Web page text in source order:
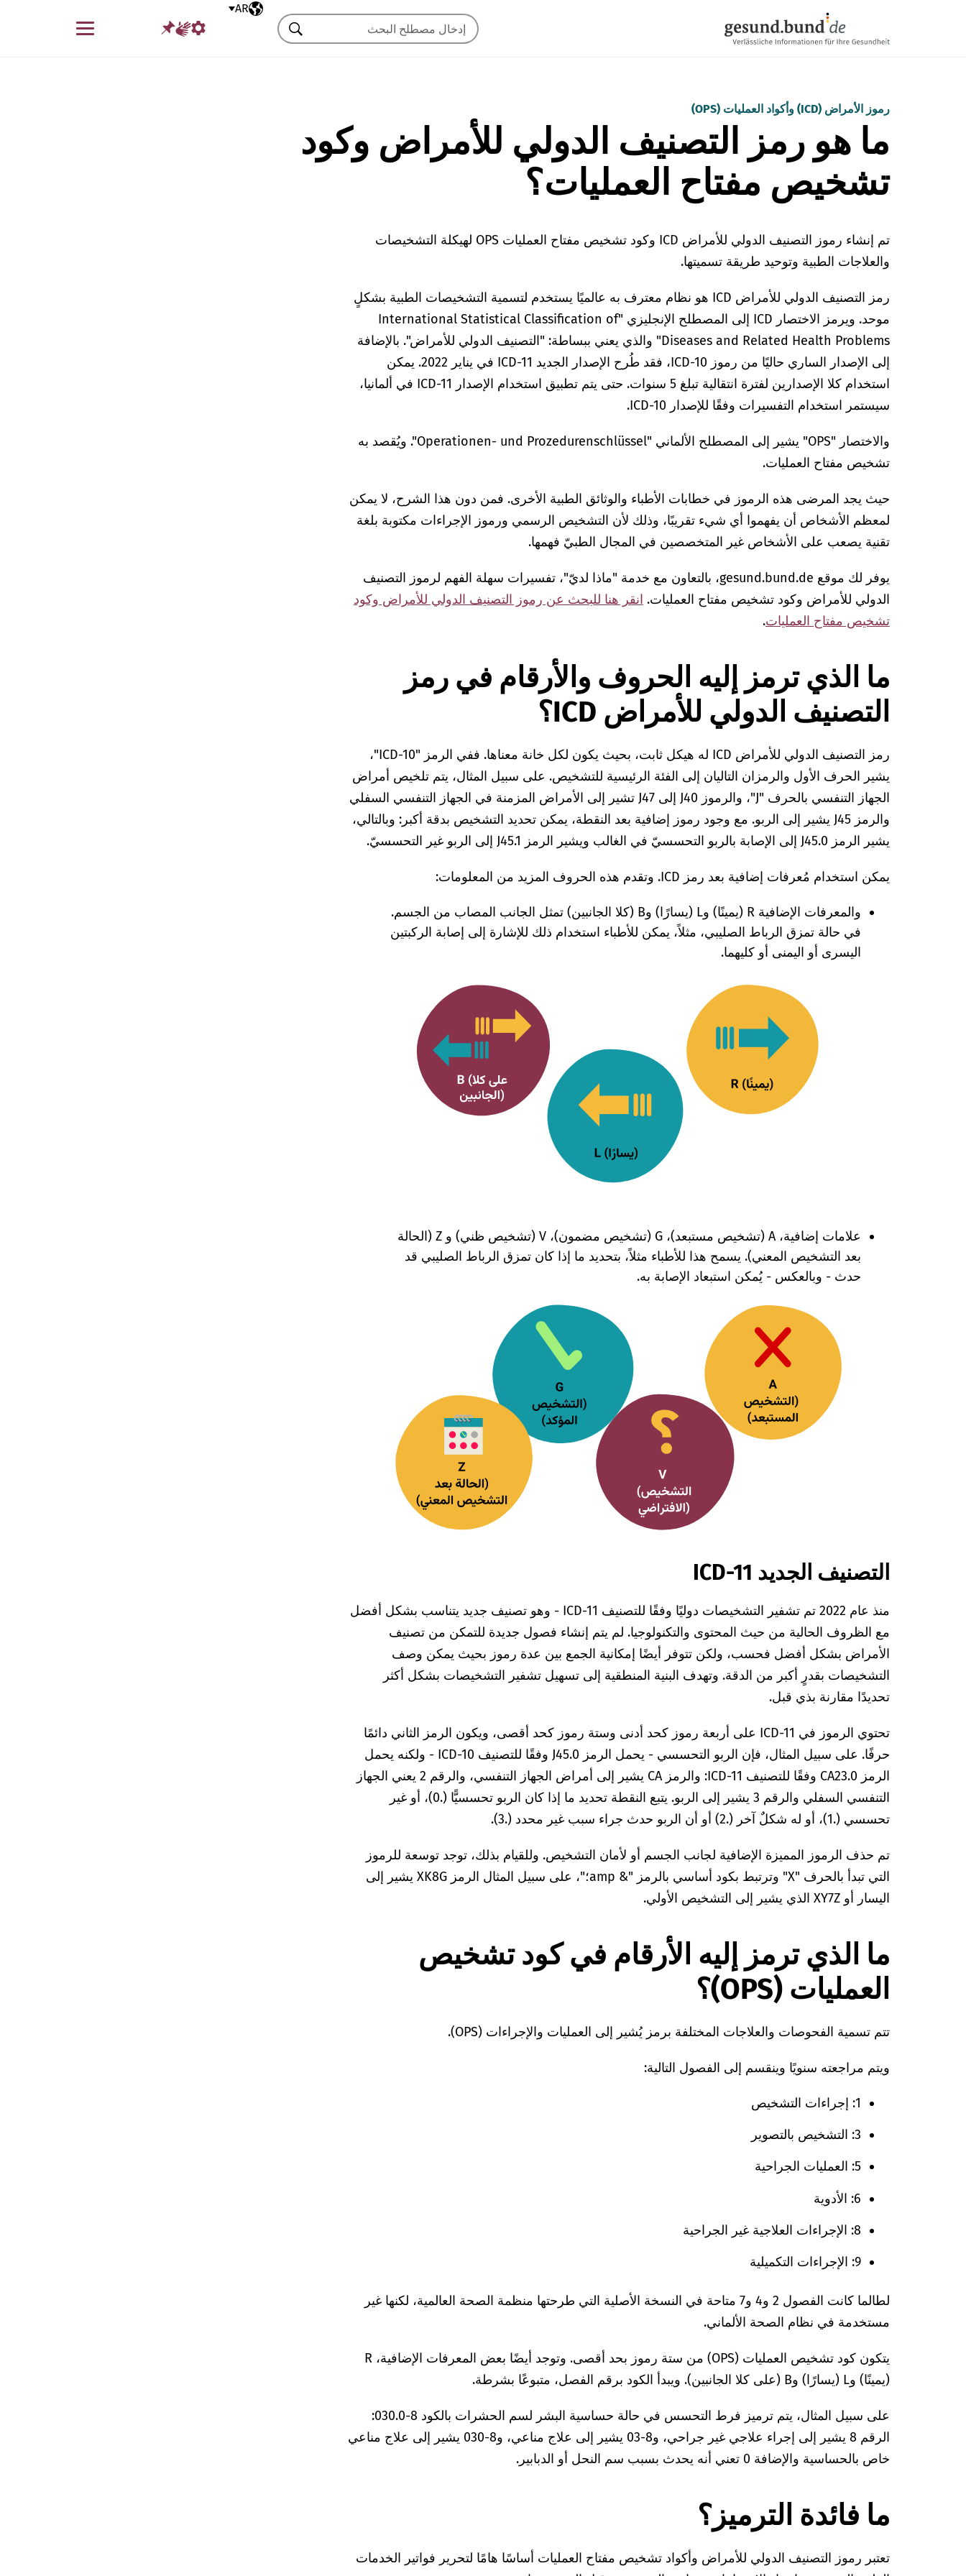
اللغة المختارةAR
قائمة
بحث
رموز الأمراض (ICD) وأكواد العمليات (OPS)
ما هو رمز التصنيف الدولي للأمراض وكود
تشخيص مفتاح العمليات؟
تم إنشاء رموز التصنيف الدولي للأمراض ICD وكود تشخيص مفتاح العمليات OPS لهيكلة التشخيصات
والعلاجات الطبية وتوحيد طريقة تسميتها.
رمز التصنيف الدولي للأمراض ICD هو نظام معترف به عالميًا يستخدم لتسمية التشخيصات الطبية بشكلٍ
موحد. ويرمز الاختصار ICD
إلى المصطلح الإنجليزي "International Statistical Classification of
Diseases and Related Health Problems"
والذي يعني ببساطة: "التصنيف الدولي للأمراض". بالإضافة
إلى الإصدار الساري حاليًا من رموز ICD-10، فقد طُرح الإصدار الجديد ICD-11 في يناير 2022. يمكن
استخدام كلا الإصدارين لفترة انتقالية تبلغ 5 سنوات. حتى يتم تطبيق استخدام الإصدار ICD-11 في ألمانيا،
سيستمر استخدام التفسيرات وفقًا للإصدار ICD-10.
والاختصار "OPS" يشير إلى المصطلح الألماني "Operationen- und Prozedurenschlüssel". ويُقصد به
تشخيص مفتاح العمليات.
حيث يجد المرضى هذه الرموز في خطابات الأطباء والوثائق الطبية الأخرى. فمن دون هذا الشرح، لا يمكن
لمعظم الأشخاص أن يفهموا أي شيء تقريبًا، وذلك لأن التشخيص الرسمي ورموز الإجراءات مكتوبة بلغة
تقنية يصعب على الأشخاص غير المتخصصين في المجال الطبيّ فهمها.
يوفر لك موقع gesund.bund.de، بالتعاون مع خدمة "ماذا لديّ"، تفسيرات سهلة الفهم لرموز التصنيف
الدولي للأمراض وكود تشخيص مفتاح العمليات. انقر هنا للبحث عن رموز التصنيف الدولي للأمراض وكود
تشخيص مفتاح العمليات.
ما الذي ترمز إليه الحروف والأرقام في رمز
التصنيف الدولي للأمراض ICD؟
رمز التصنيف الدولي للأمراض ICD له هيكل ثابت، بحيث يكون لكل خانة معناها. ففي الرمز "ICD-10"،
يشير الحرف الأول والرمزان التاليان إلى الفئة الرئيسية للتشخيص. على سبيل المثال، يتم تلخيص أمراض
الجهاز التنفسي بالحرف "J"، والرموز J40 إلى J47 تشير إلى الأمراض المزمنة في الجهاز التنفسي السفلي
والرمز J45 يشير إلى الربو. مع وجود رموز إضافية بعد النقطة، يمكن تحديد التشخيص بدقة أكبر: وبالتالي،
يشير الرمز J45.0 إلى الإصابة بالربو التحسسيّ في الغالب ويشير الرمز J45.1 إلى الربو غير التحسسيّ.
يمكن استخدام مُعرفات إضافية بعد رمز ICD. وتقدم هذه الحروف المزيد من المعلومات:
والمعرفات الإضافية R (يمينًا) وL (يسارًا) وB (كلا الجانبين) تمثل الجانب المصاب من الجسم.
في حالة تمزق الرباط الصليبي، مثلاً، يمكن للأطباء استخدام ذلك للإشارة إلى إصابة الركبتين
اليسرى أو اليمنى أو كليهما.
علامات إضافية، A (تشخيص مستبعد)، G (تشخيص مضمون)، V (تشخيص ظني) و Z (الحالة
بعد التشخيص المعني). يسمح هذا للأطباء مثلاً، بتحديد ما إذا كان تمزق الرباط الصليبي قد
حدث - وبالعكس - يُمكن استبعاد الإصابة به.
التصنيف الجديد ICD-11
منذ عام 2022 تم تشفير التشخيصات دوليًا وفقًا للتصنيف ICD-11 - وهو تصنيف جديد يتناسب بشكل أفضل
مع الظروف الحالية من حيث المحتوى والتكنولوجيا. لم يتم إنشاء فصول جديدة للتمكن من تصنيف
الأمراض بشكل أفضل فحسب، ولكن تتوفر أيضًا إمكانية الجمع بين عدة رموز بحيث يمكن وصف
التشخيصات بقدرٍ أكبر من الدقة. وتهدف البنية المنطقية إلى تسهيل تشفير التشخيصات بشكل أكثر
تحديدًا مقارنة بذي قبل.
تحتوي الرموز في ICD-11 على أربعة رموز كحد أدنى وستة رموز كحد أقصى، ويكون الرمز الثاني دائمًا
حرفًا. على سبيل المثال، فإن الربو التحسسي - يحمل الرمز J45.0 وفقًا للتصنيف ICD-10 - ولكنه يحمل
الرمز CA23.0 وفقًا للتصنيف ICD-11: والرمز CA يشير إلى أمراض الجهاز التنفسي، والرقم 2 يعني الجهاز
التنفسي السفلي والرقم 3 يشير إلى الربو. يتبع النقطة تحديد ما إذا كان الربو تحسسيًّا (.0)، أو غير
تحسسي (.1)، أو له شكلٌ آخر (.2) أو أن الربو حدث جراء سبب غير محدد (.3).
تم حذف الرموز المميزة الإضافية لجانب الجسم أو لأمان التشخيص. وللقيام بذلك، توجد توسعة للرموز
التي تبدأ بالحرف "X" وترتبط بكود أساسي بالرمز "& amp؛"، على سبيل المثال الرمز XK8G يشير إلى
اليسار أو XY7Z الذي يشير إلى التشخيص الأولي.
ما الذي ترمز إليه الأرقام في كود تشخيص
العمليات (OPS)؟
تتم تسمية الفحوصات والعلاجات المختلفة برمز يُشير إلى العمليات والإجراءات (OPS).
ويتم مراجعته سنويًا وينقسم إلى الفصول التالية:
1: إجراءات التشخيص
3: التشخيص بالتصوير
5: العمليات الجراحية
6: الأدوية
8: الإجراءات العلاجية غير الجراحية
9: الإجراءات التكميلية
لطالما كانت الفصول 2 و4 و7 متاحة في النسخة الأصلية التي طرحتها منظمة الصحة العالمية، لكنها غير
مستخدمة في نظام الصحة الألماني.
يتكون كود تشخيص العمليات (OPS) من ستة رموز بحد أقصى. وتوجد أيضًا بعض المعرفات الإضافية، R
(يمينًا) وL (يسارًا) وB (على كلا الجانبين). ويبدأ الكود برقم الفصل، متبوعًا بشرطة.
على سبيل المثال، يتم ترميز فرط التحسس في حالة حساسية البشر لسم الحشرات بالكود 8-030.0:
الرقم 8 يشير إلى إجراء علاجي غير جراحي، و8-03 يشير إلى علاج مناعي، و8-030 يشير إلى علاج مناعي
خاص بالحساسية والإضافة 0 تعني أنه يحدث بسبب سم النحل أو الدبابير.
ما فائدة الترميز؟
تعتبر رموز التصنيف الدولي للأمراض وأكواد تشخيص مفتاح العمليات أساسًا هامًا لتحرير فواتير الخدمات